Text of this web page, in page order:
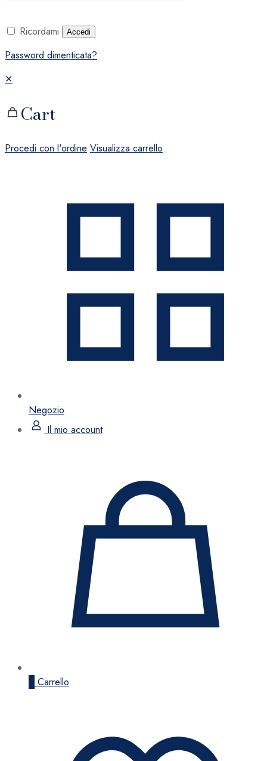
Ricordami Accedi
Password dimenticata?
✕
Cart
Procedi con l'ordine Visualizza carrello
Negozio
Il mio account
Carrello